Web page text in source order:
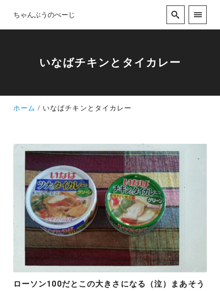
ちゃんぶうのぺーじ
いなばチキンとタイカレー
ホーム いなばチキンとタイカレー
ローソン100だとこの大きさになる（泣）まあそう